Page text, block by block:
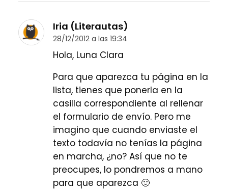
Iria (Literautas)
28/12/2012 a las 19:34
Hola, Luna Clara
Para que aparezca tu página en la
lista, tienes que ponerla en la
casilla correspondiente al rellenar
el formulario de envío. Pero me
imagino que cuando enviaste el
texto todavía no tenías la página
en marcha, ¿no? Así que no te
preocupes, lo pondremos a mano
para que aparezca 🙂